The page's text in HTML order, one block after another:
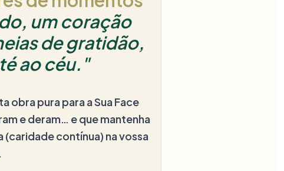
um coração
de gratidão,
ao céu."
obra pura para a Sua Face
e deram… e que mantenha
contínua) na vossa